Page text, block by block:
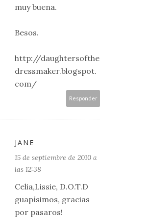
muy buena.
Besos.
http://daughtersofthe
dressmaker.blogspot.
com/
Responder
JANE
15 de septiembre de 2010 a
las 12:38
Celia,Lissie, D.O.T.D
guapísimos, gracias
por pasaros!